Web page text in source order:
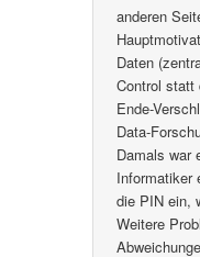
anderen
Daten
Control statt
Ende-
Data-
Damals war
Informatiker
die PIN ein,
Weitere